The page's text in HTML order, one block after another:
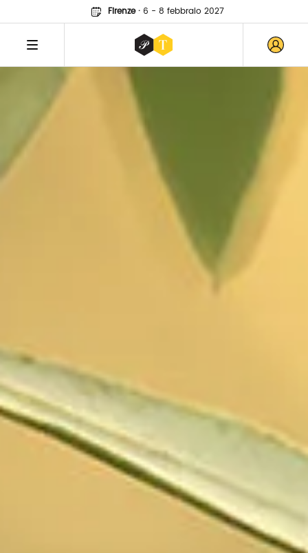
Firenze· 6 - 8 febbraio 2027